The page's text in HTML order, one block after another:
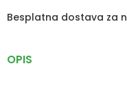
Besplatna dostava za
OPIS